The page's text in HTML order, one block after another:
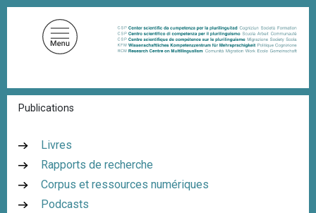
F
i
Publications
Livres
Rapports de recherche
Corpus et ressources numériques
Podcasts